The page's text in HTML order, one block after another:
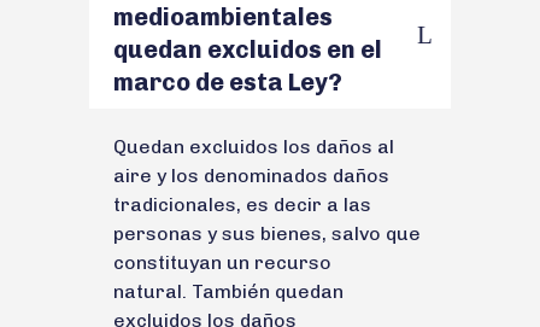
medioambientales
quedan excluidos en el
marco de esta Ley?
Quedan excluidos los daños al
aire y los denominados daños
tradicionales, es decir a las
personas y sus bienes, salvo que
constituyan un recurso
natural. También quedan
excluidos los daños